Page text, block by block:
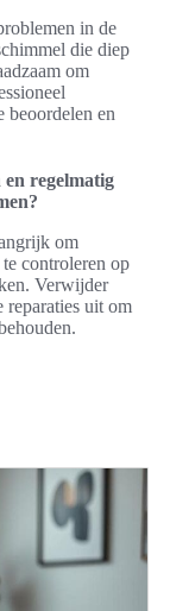
in de
die diep
om
beoordelen en
regelmatig
om
controleren op
Verwijder
reparaties uit om